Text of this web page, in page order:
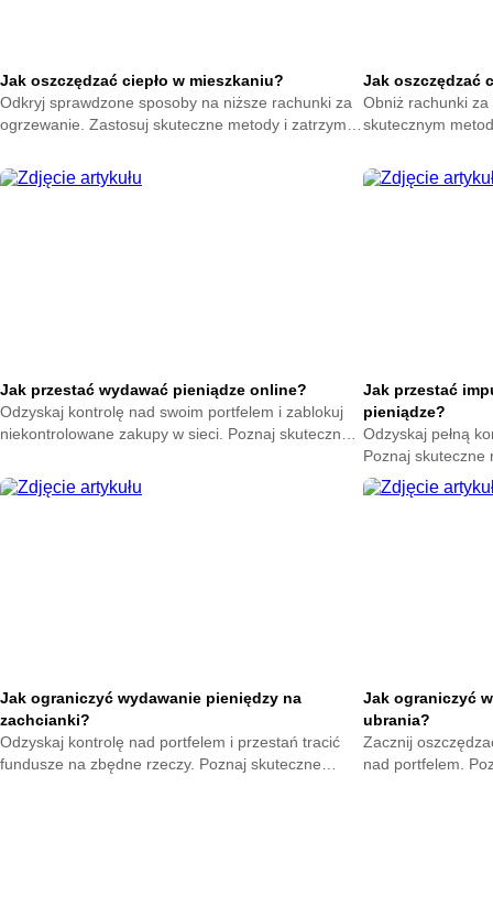
Jak oszczędzać ciepło w mieszkaniu?
Odkryj sprawdzone sposoby na niższe rachunki za
ogrzewanie. Zastosuj skuteczne metody i zatrzymaj
Jak oszczędzać
Obniż rachunki
skutecznym
oszczędzać już
Jak przestać wydawać pieniądze online?
Odzyskaj kontrolę nad swoim portfelem i zablokuj
niekontrolowane zakupy w sieci. Poznaj skuteczne
przycisku kup teraz.
Jak przestać
pieniądze?
Odzyskaj pełną
Poznaj skuteczne
nagłych
oszczędności już
Jak ograniczyć wydawanie pieniędzy na
zachcianki?
Odzyskaj kontrolę nad portfelem i przestań tracić
fundusze na zbędne rzeczy. Poznaj skuteczne
Jak ograniczyć
ubrania?
Zacznij
nad portfelem.